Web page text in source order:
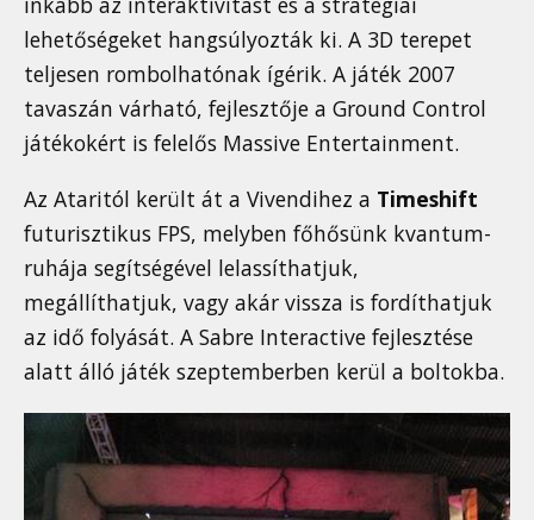
lehetőségeket hangsúlyozták ki. A 3D terepet
teljesen rombolhatónak ígérik. A játék 2007
tavaszán várható, fejlesztője a Ground Control
játékokért is felelős Massive Entertainment.
Az Ataritól került át a Vivendihez a Timeshift
futurisztikus FPS, melyben főhősünk kvantum-
ruhája segítségével lelassíthatjuk,
megállíthatjuk, vagy akár vissza is fordíthatjuk
az idő folyását. A Sabre Interactive fejlesztése
alatt álló játék szeptemberben kerül a boltokba.